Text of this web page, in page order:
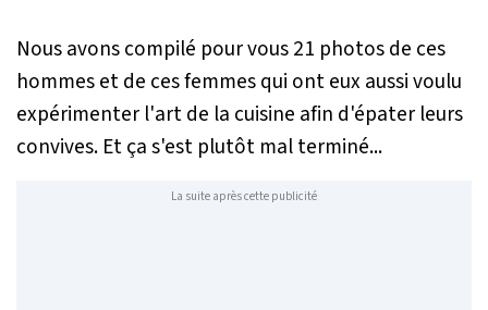
Nous avons compilé pour vous 21 photos de ces
hommes et de ces femmes qui ont eux aussi voulu
expérimenter l'art de la cuisine afin d'épater leurs
convives. Et ça s'est plutôt mal terminé...
La suite après cette publicité